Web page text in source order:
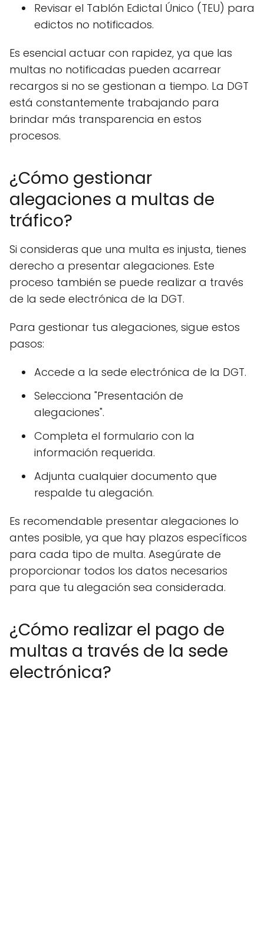
Revisar el Tablón Edictal Único (TEU) para
edictos no notificados.
Es esencial actuar con rapidez, ya que las
multas no notificadas pueden acarrear
recargos si no se gestionan a tiempo. La DGT
está constantemente trabajando para
brindar más transparencia en estos
procesos.
¿Cómo gestionar
alegaciones a multas de
tráfico?
Si consideras que una multa es injusta, tienes
derecho a presentar alegaciones. Este
proceso también se puede realizar a través
de la sede electrónica de la DGT.
Para gestionar tus alegaciones, sigue estos
pasos:
Accede a la sede electrónica de la DGT.
Selecciona "Presentación de
alegaciones".
Completa el formulario con la
información requerida.
Adjunta cualquier documento que
respalde tu alegación.
Es recomendable presentar alegaciones lo
antes posible, ya que hay plazos específicos
para cada tipo de multa. Asegúrate de
proporcionar todos los datos necesarios
para que tu alegación sea considerada.
¿Cómo realizar el pago de
multas a través de la sede
electrónica?